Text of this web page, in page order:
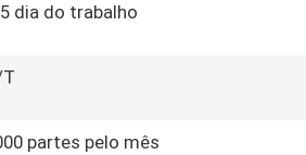
dia do trabalho
partes pelo mês